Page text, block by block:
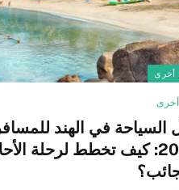
أخرى
السياحة في الهند
2026: كيف تخطط لرحلة